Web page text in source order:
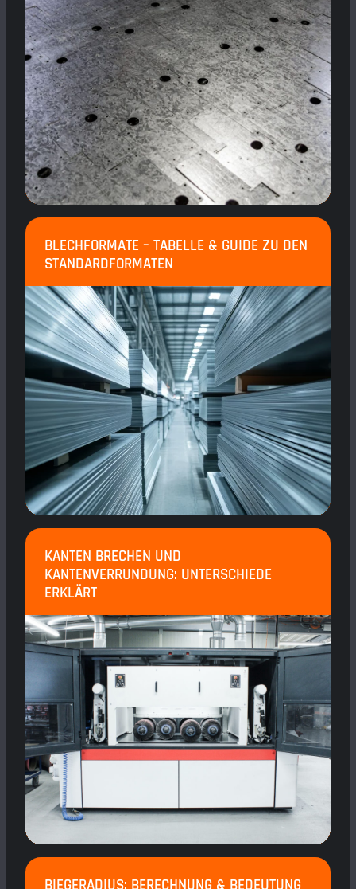
BLECHFORMATE – TABELLE & GUIDE ZU DEN
STANDARDFORMATEN
KANTEN BRECHEN UND
KANTENVERRUNDUNG: UNTERSCHIEDE
ERKLÄRT